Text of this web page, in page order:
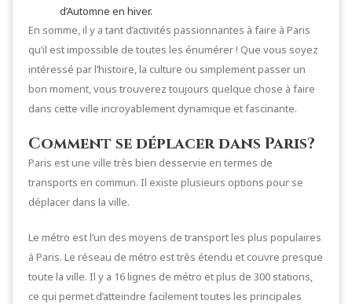
d’Automne en hiver.
En somme, il y a tant d’activités passionnantes à faire à Paris
qu’il est impossible de toutes les énumérer ! Que vous soyez
intéressé par l’histoire, la culture ou simplement passer un
bon moment, vous trouverez toujours quelque chose à faire
dans cette ville incroyablement dynamique et fascinante.
Comment se déplacer dans Paris?
Paris est une ville très bien desservie en termes de
transports en commun. Il existe plusieurs options pour se
déplacer dans la ville.
Le métro est l’un des moyens de transport les plus populaires
à Paris. Le réseau de métro est très étendu et couvre presque
toute la ville. Il y a 16 lignes de métro et plus de 300 stations,
ce qui permet d’atteindre facilement toutes les principales